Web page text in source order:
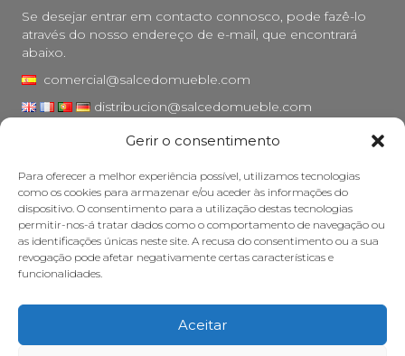
Gerir o consentimento
Para oferecer a melhor experiência possível, utilizamos tecnologias
como os cookies para armazenar e/ou aceder às informações do
dispositivo. O consentimento para a utilização destas tecnologias
permitir-nos-á tratar dados como o comportamento de navegação ou
as identificações únicas neste site. A recusa do consentimento ou a sua
revogação pode afetar negativamente certas características e
funcionalidades.
Aceitar
Se desejar entrar em contacto connosco, pode fazê-lo
através do nosso endereço de e-mail, que encontrará
abaixo.
comercial@salcedomueble.com
distribucion@salcedomueble.com
Rua Arturo San Juan, 1 - Viana, Navarra (31230)
Instagram
Aviso legal
Política de privacidade
Política de cookies
Subsídios